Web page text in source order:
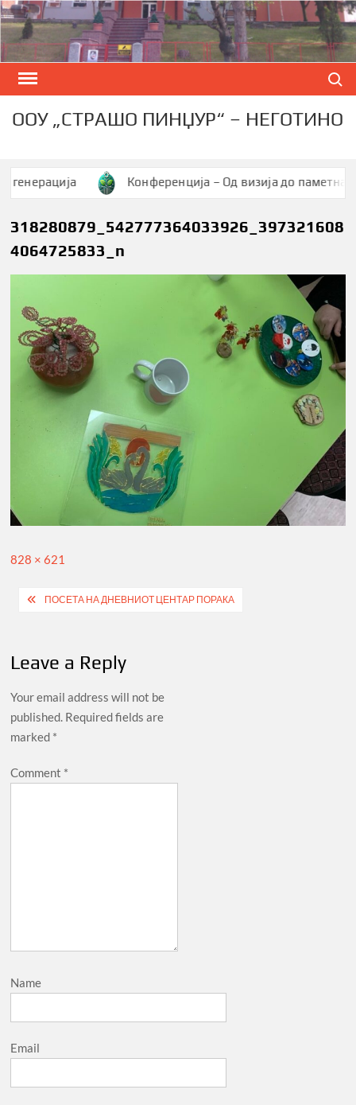
Skip
to
content
ООУ „СТРАШО ПИНЏУР“ – НЕГОТИНО
Конференција – Од визија до паметна
318280879_542777364033926_397321608
4064725833_n
Full
828 × 621
PostПОСЕТА НА ДНЕВНИОТ ЦЕНТАР ПОРАКА
Leave a Reply
Your email address will not be
published. Required fields are
marked *
Comment *
Name
Email